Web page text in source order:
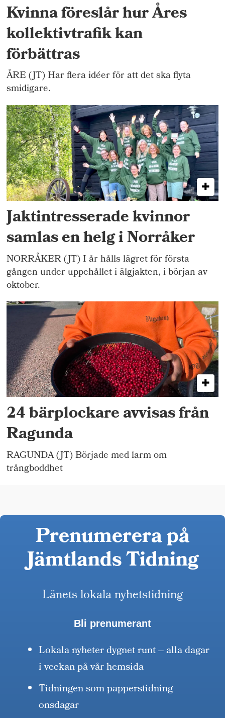
Kvinna föreslår hur Åres
kollektivtrafik kan
förbättras
ÅRE (JT) Har flera idéer för att det ska flyta
smidigare.
Jaktintresserade kvinnor
samlas en helg i Norråker
NORRÅKER (JT) I år hålls lägret för första
gången under uppehållet i älgjakten, i början av
oktober.
24 bärplockare avvisas från
Ragunda
RAGUNDA (JT) Började med larm om
trångboddhet
Prenumerera på
Jämtlands Tidning
Länets lokala nyhetstidning
Bli prenumerant
Lokala nyheter dygnet runt – alla dagar
i veckan på vår hemsida
Tidningen som papperstidning
onsdagar